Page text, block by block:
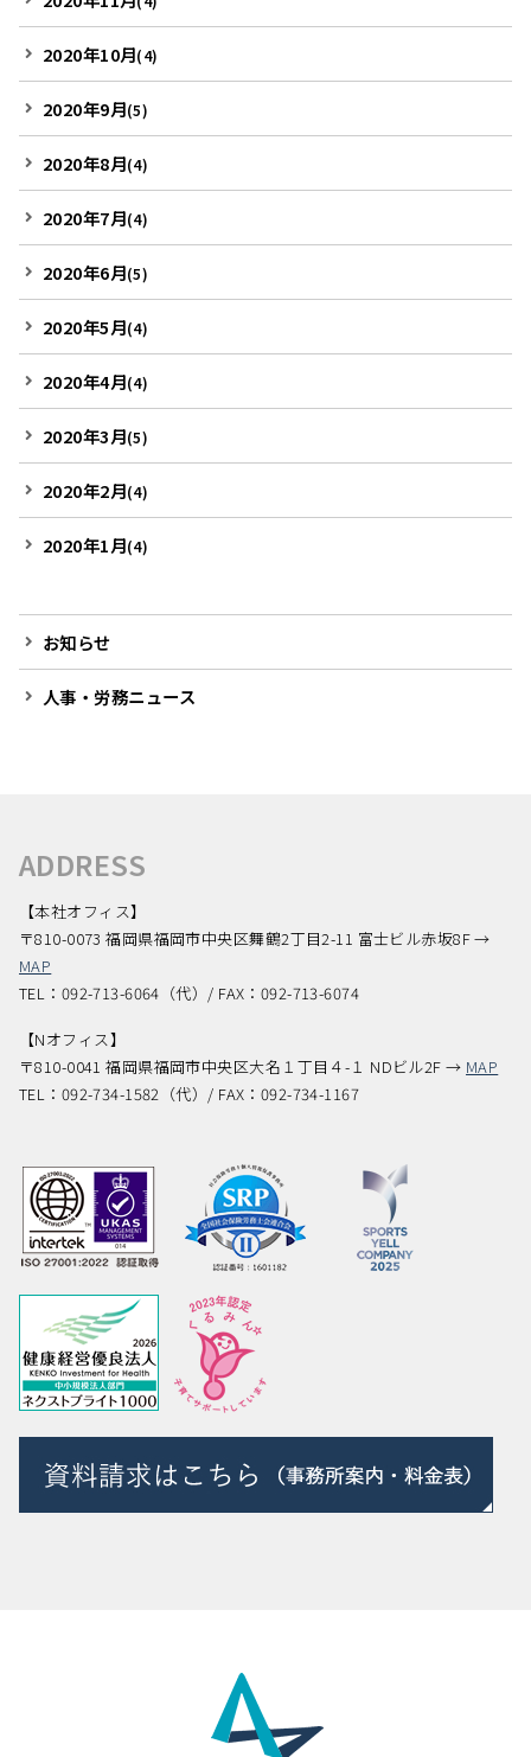
2020年10月(4)
2020年9月(5)
2020年8月(4)
2020年7月(4)
2020年6月(5)
2020年5月(4)
2020年4月(4)
2020年3月(5)
2020年2月(4)
2020年1月(4)
お知らせ
人事・労務ニュース
ADDRESS
【本社オフィス】
〒810-0073 福岡県福岡市中央区舞鶴2丁目2-11 富士ビル赤坂8F →
MAP
TEL：092-713-6064（代）/ FAX：092-713-6074
【Nオフィス】
〒810-0041 福岡県福岡市中央区大名１丁目４-１ NDビル2F → MAP
TEL：092-734-1582（代）/ FAX：092-734-1167